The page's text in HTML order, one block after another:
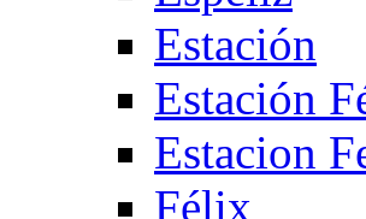
Estación
Estación
Estacion
Félix